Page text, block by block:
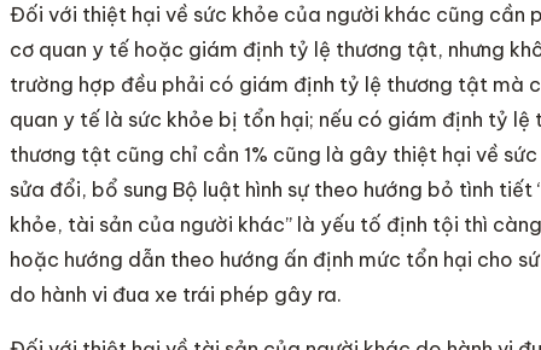
Đối với thiệt hại về sức khỏe của người khác cũng cần
cơ quan y tế hoặc giám định tỷ lệ thương tật, nhưng
trường hợp đều phải có giám định tỷ lệ thương tật mà
quan y tế là sức khỏe bị tổn hại; nếu có giám định tỷ
thương tật cũng chỉ cần 1% cũng là gây thiệt hại về
sửa đổi, bổ sung Bộ luật hình sự theo hướng bỏ tình
khỏe, tài sản của người khác” là yếu tố định tội thì
hoặc hướng dẫn theo hướng ấn định mức tổn hại cho
do hành vi đua xe trái phép gây ra.